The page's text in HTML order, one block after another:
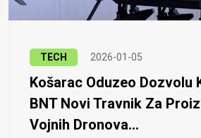
TECH 2026-01-05
Košarac Oduzeo Dozvolu
BNT Novi Travnik Za
Vojnih Dronova...